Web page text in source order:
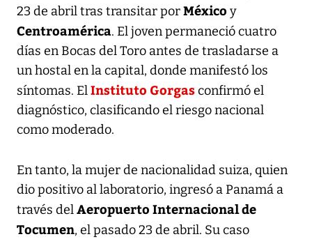
23 de abril tras transitar porMéxico y
Centroamérica. El joven permaneció cuatro
días en Bocas del Toro antes de trasladarse a
un hostal en la capital, donde manifestó los
síntomas. ElInstituto Gorgasconfirmó el
diagnóstico, clasificando el riesgo nacional
como moderado.
En tanto, la mujer de nacionalidad suiza, quien
dio positivo al laboratorio, ingresó a Panamá a
través delAeropuerto Internacional de
Tocumen, el pasado 23 de abril. Su caso